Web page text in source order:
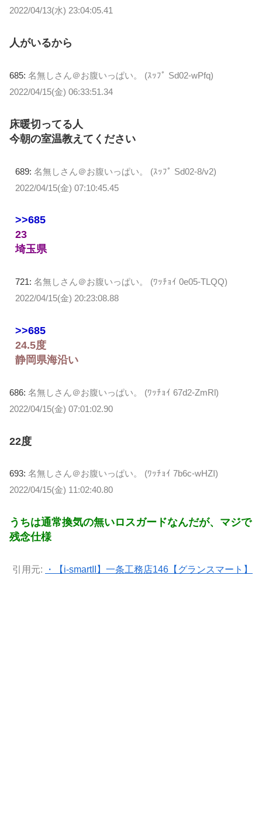
2022/04/13(水) 23:04:05.41
人がいるから
685: 名無しさん＠お腹いっぱい。 (ｽｯﾌﾟ Sd02-wPfq)
2022/04/15(金) 06:33:51.34
床暖切ってる人
今朝の室温教えてください
689: 名無しさん＠お腹いっぱい。 (ｽｯﾌﾟ Sd02-8/v2)
2022/04/15(金) 07:10:45.45
>>685
23
埼玉県
721: 名無しさん＠お腹いっぱい。 (ﾜｯﾁｮｲ 0e05-TLQQ)
2022/04/15(金) 20:23:08.88
>>685
24.5度
静岡県海沿い
686: 名無しさん＠お腹いっぱい。 (ﾜｯﾁｮｲ 67d2-ZmRl)
2022/04/15(金) 07:01:02.90
22度
693: 名無しさん＠お腹いっぱい。 (ﾜｯﾁｮｲ 7b6c-wHZI)
2022/04/15(金) 11:02:40.80
うちは通常換気の無いロスガードなんだが、マジで
残念仕様
引用元: ・【i-smartII】一条工務店146【グランスマート】